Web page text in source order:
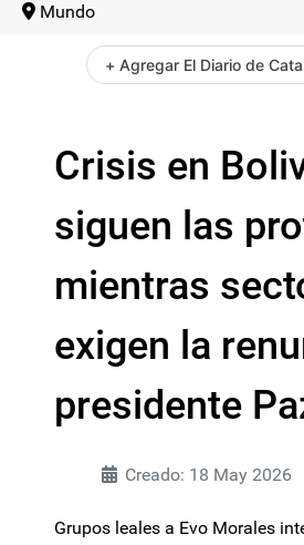
Mundo
+ Agregar El Diario de
Crisis en
siguen las
mientras
exigen la
presidente
Creado: 18 May 2026
Grupos leales a Evo Morales